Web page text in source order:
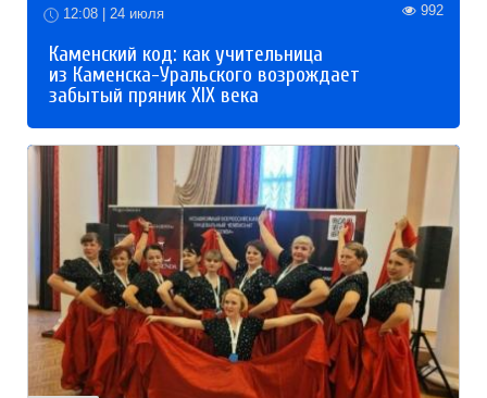
12:08 | 24 июля 992
Каменский код: как учительница
из Каменска-Уральского возрождает
забытый пряник XIX века